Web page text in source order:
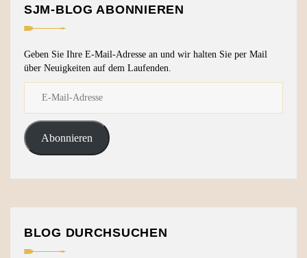
SJM-BLOG ABONNIEREN
Geben Sie Ihre E-Mail-Adresse an und wir halten Sie per Mail
über Neuigkeiten auf dem Laufenden.
Abonnieren
BLOG DURCHSUCHEN